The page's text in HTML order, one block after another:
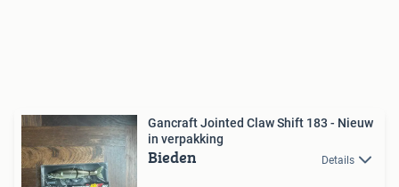
Gancraft Jointed Claw Shift 183 - Nieuw
in verpakking
Bieden Details